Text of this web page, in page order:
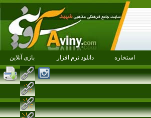
استخاره دانلود نرم افزار بازی آنلاین